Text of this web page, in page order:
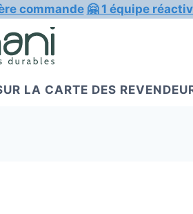
commande 🤗 1 équipe
LA CARTE DES